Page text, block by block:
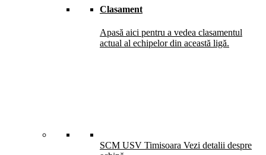
Clasament
Apasă aici pentru a vedea clasamentul
actual al echipelor din această ligă.
SCM USV Timisoara Vezi detalii despre